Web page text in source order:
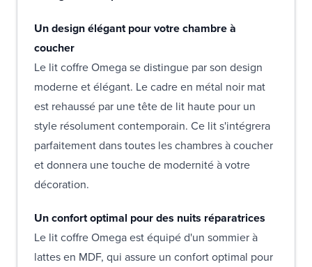
Un design élégant pour votre chambre à
coucher
Le lit coffre Omega se distingue par son design
moderne et élégant. Le cadre en métal noir mat
est rehaussé par une tête de lit haute pour un
style résolument contemporain. Ce lit s'intégrera
parfaitement dans toutes les chambres à coucher
et donnera une touche de modernité à votre
décoration.
Un confort optimal pour des nuits réparatrices
Le lit coffre Omega est équipé d'un sommier à
lattes en MDF, qui assure un confort optimal pour